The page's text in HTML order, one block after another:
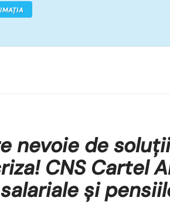
nevoie de
CNS Cartel
și